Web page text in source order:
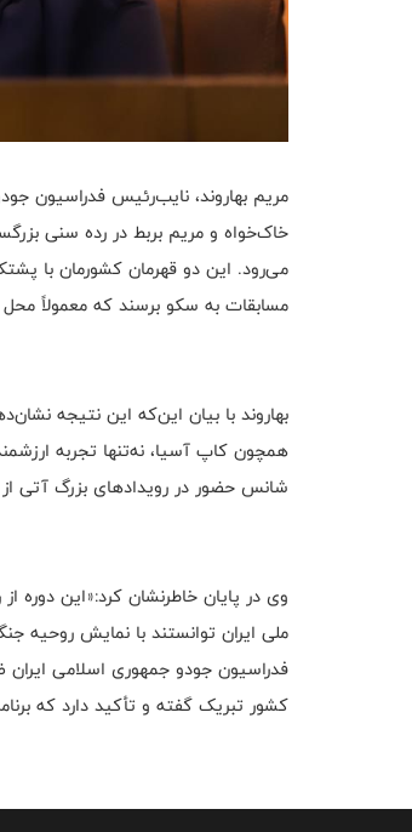
مریم بهاروند، نایب‌رئیس فدراسیون
می‌رود. این دو قهرمان کشورمان با
مسابقات به سکو برسند که معمولاً
بهاروند با بیان این‌که این نتیجه
همچون کاپ آسیا، نه‌تنها تجربه
شانس حضور در رویدادهای بزرگ آتی
وی در پایان خاطرنشان کرد:«این دوره
ملی ایران توانستند با نمایش روحیه
فدراسیون جودو جمهوری اسلامی ایران
کشور تبریک گفته و تأکید دارد که